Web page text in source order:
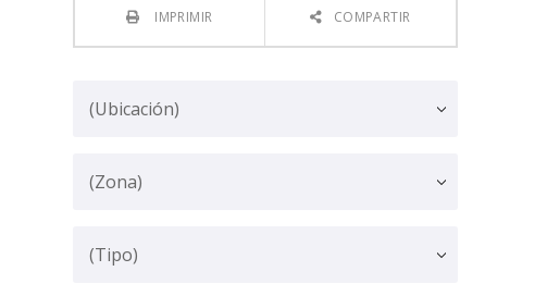
IMPRIMIR COMPARTIR